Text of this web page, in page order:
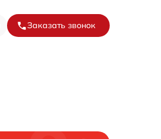
Заказать звонок